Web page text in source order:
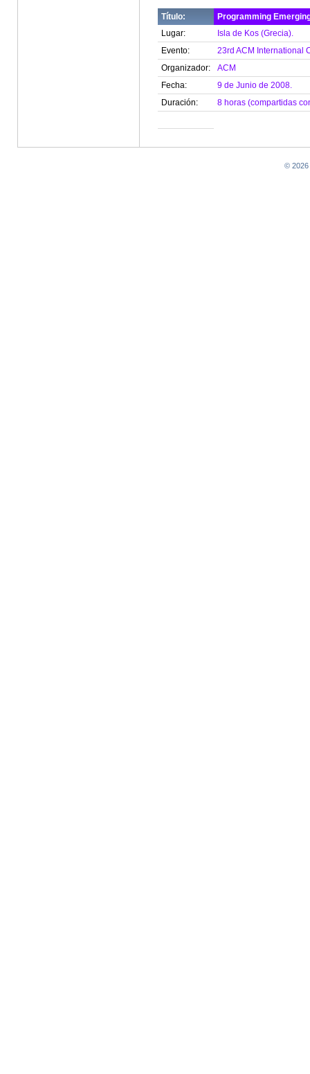
Título:
Programming
Lugar:
Isla de Kos (Grecia).
Evento:
23rd ACM International
Organizador:
ACM
Fecha:
9 de Junio de 2008.
Duración:
8 horas (compartidas
© 2026